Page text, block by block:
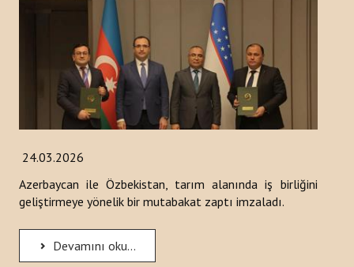
Duyurular
Kitaplar
24.03.2026
Azerbaycan ile Özbekistan, tarım alanında iş birliğini
geliştirmeye yönelik bir mutabakat zaptı imzaladı.
Devamını oku...